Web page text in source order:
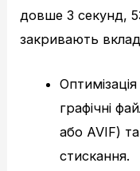
довше 3 секунд,
закривають
графічні
або AVIF)
стискання.